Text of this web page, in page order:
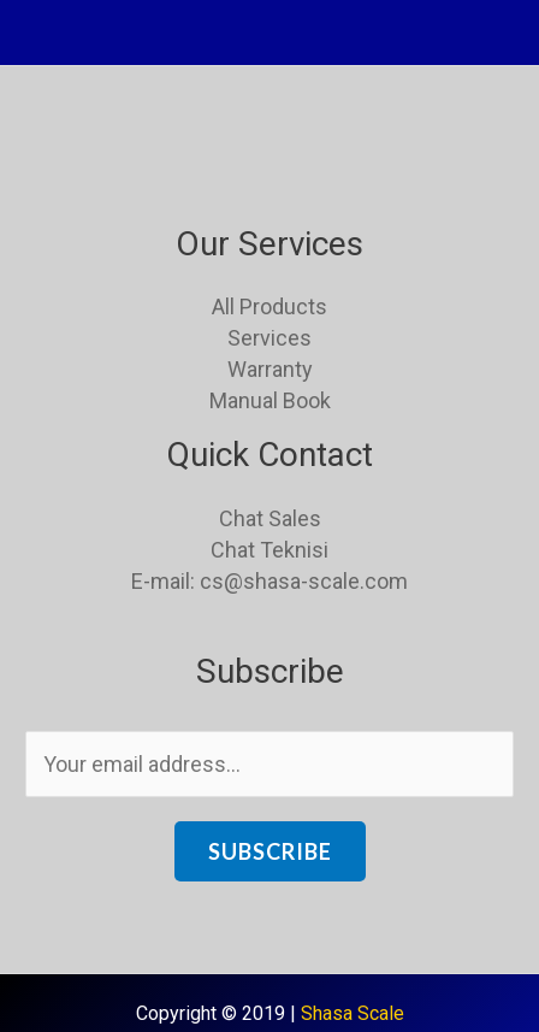
Our Services
All Products
Services
Warranty
Manual Book
Quick Contact
Chat Sales
Chat Teknisi
E-mail: cs@shasa-scale.com
Subscribe
SUBSCRIBE
Copyright © 2019 | Shasa Scale